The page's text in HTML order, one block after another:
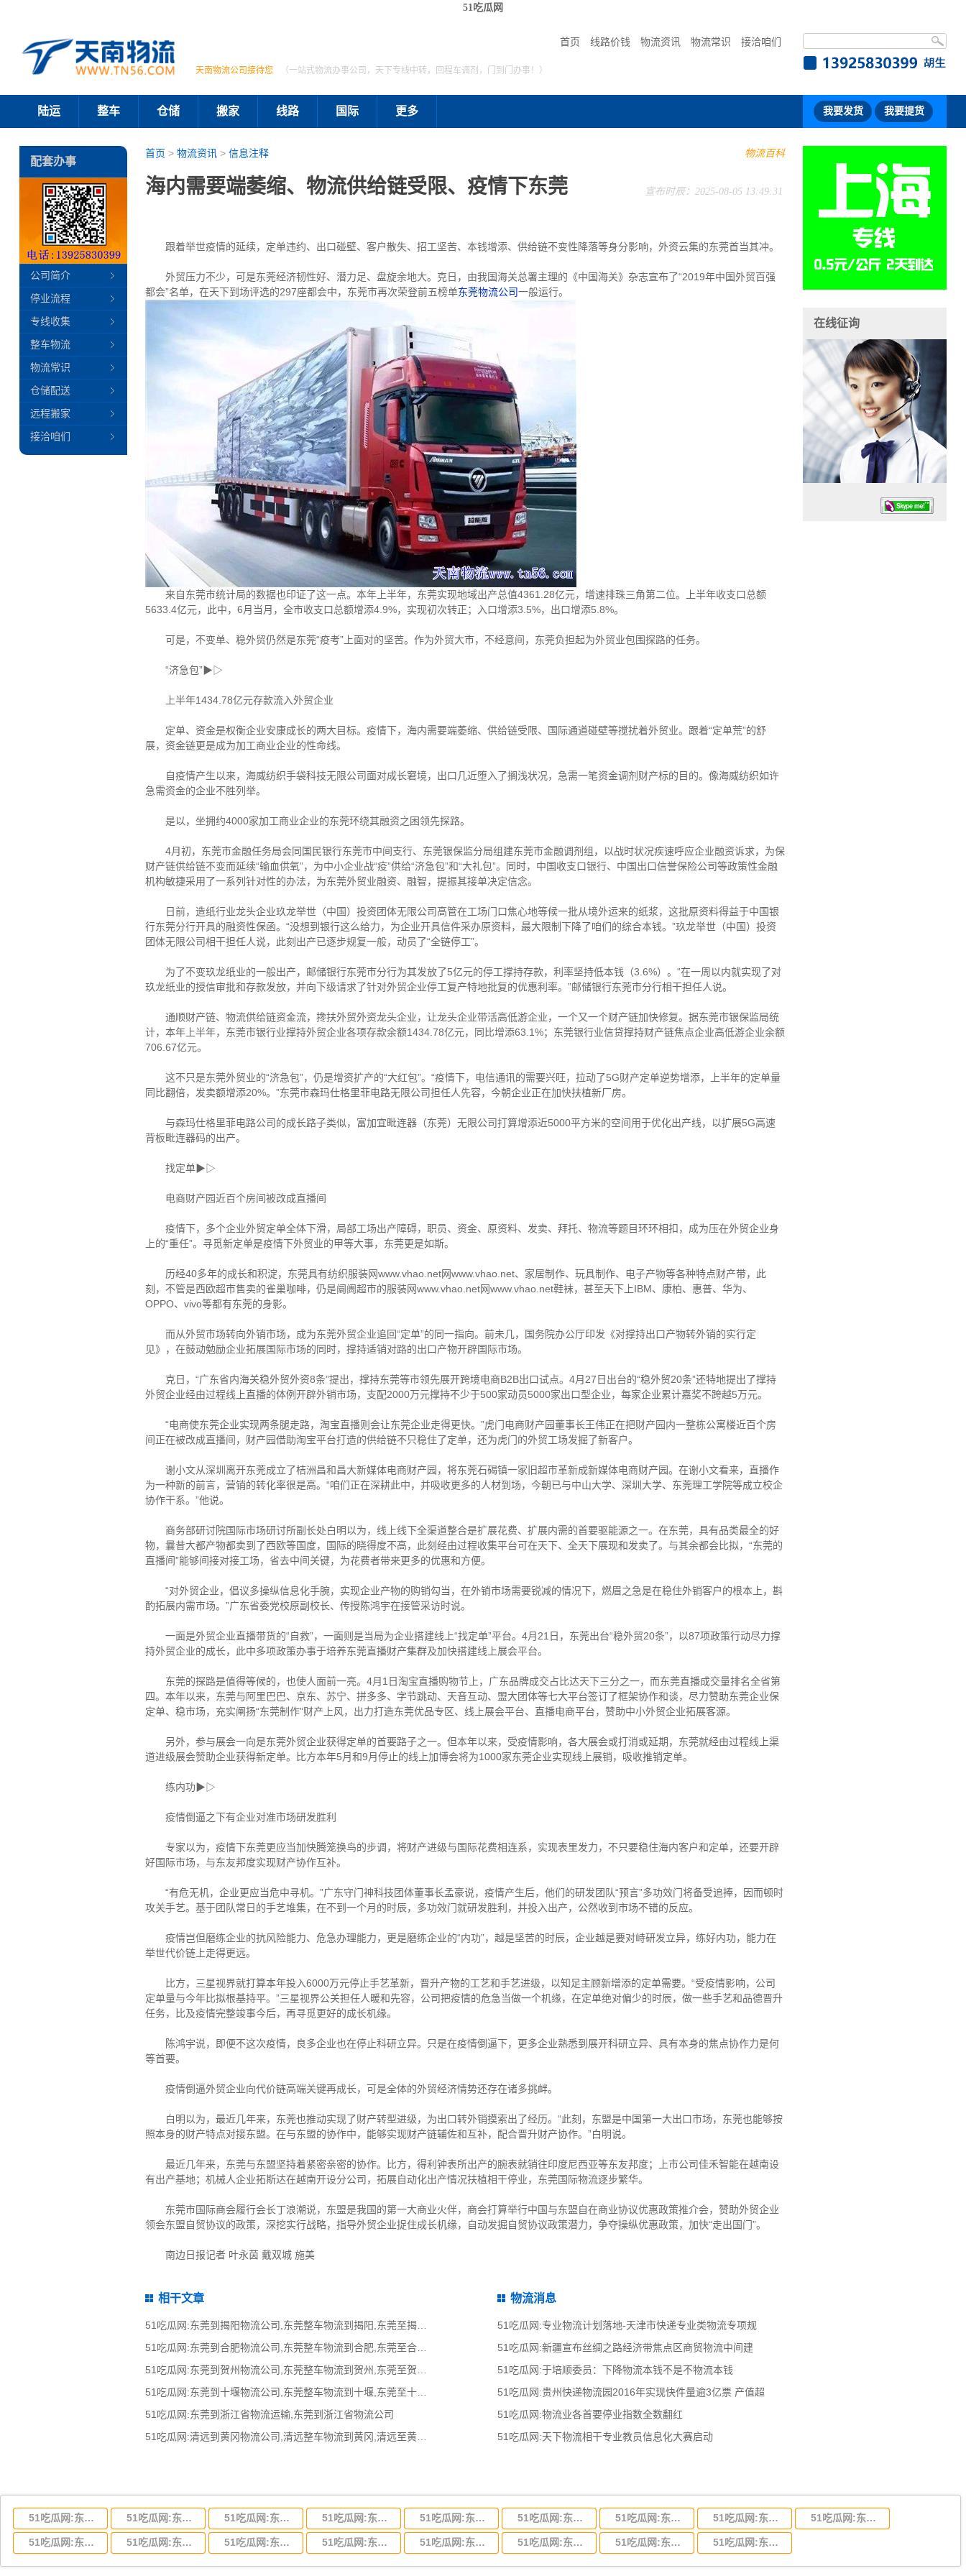
51吃瓜网
首页 线路价钱 物流资讯 物流常识 接洽咱们
天南物流公司接待您 （一站式物流办事公司，天下专线中转，回程车调剂，门到门办事！）
陆运 整车 仓储 搬家 线路 国际 更多 我要发货 我要提货
物流百科
首页 > 物流资讯> 信息注释
海内需要端萎缩、物流供给链受限、疫情下东莞 宣布时辰：2025-08-05 13:49:31
跟着举世疫情的延续，定单违约、出口碰壁、客户散失、招工坚苦、本钱增添、供给链不变性降落等身分影响，外资云集的东莞首当其冲。
外贸压力不少，可是东莞经济韧性好、潜力足、盘旋余地大。克日，由我国海关总署主理的《中国海关》杂志宣布了“2019年中国外贸百强
都会”名单，在天下到场评选的297座都会中，东莞市再次荣登前五榜单东莞物流公司一般运行。
来自东莞市统计局的数据也印证了这一点。本年上半年，东莞实现地域出产总值4361.28亿元，增速排珠三角第二位。上半年收支口总额
5633.4亿元，此中，6月当月，全市收支口总额增添4.9%，实现初次转正；入口增添3.5%，出口增添5.8%。
可是，不变单、稳外贸仍然是东莞“疫考”上面对的坚苦。作为外贸大市，不经意间，东莞负担起为外贸业包围探路的任务。
“济急包”▶▷
上半年1434.78亿元存款流入外贸企业
定单、资金是权衡企业安康成长的两大目标。疫情下，海内需要端萎缩、供给链受限、国际通道碰壁等搅扰着外贸业。跟着“定单荒”的舒
展，资金链更是成为加工商业企业的性命线。
自疫情产生以来，海威纺织手袋科技无限公司面对成长窘境，出口几近堕入了搁浅状况，急需一笔资金调剂财产标的目的。像海威纺织如许
急需资金的企业不胜列举。
是以，坐拥约4000家加工商业企业的东莞环绕其融资之困领先探路。
4月初，东莞市金融任务局会同国民银行东莞市中间支行、东莞银保监分局组建东莞市金融调剂组，以战时状况疾速呼应企业融资诉求，为保
财产链供给链不变而延续“输血供氧”，为中小企业战“疫”供给“济急包”和“大礼包”。同时，中国收支口银行、中国出口信誉保险公司等政策性金融
机构敏捷采用了一系列针对性的办法，为东莞外贸业融资、融智，提振其接单决定信念。
日前，造纸行业龙头企业玖龙举世（中国）投资团体无限公司高管在工场门口焦心地等候一批从境外运来的纸浆，这批原资料得益于中国银
行东莞分行开具的融资性保函。“没想到银行这么给力，为企业开具信件采办原资料，最大限制下降了咱们的综合本钱。”玖龙举世（中国）投资
团体无限公司相干担任人说，此刻出产已逐步规复一般，动员了“全链停工”。
为了不变玖龙纸业的一般出产，邮储银行东莞市分行为其发放了5亿元的停工撑持存款，利率坚持低本钱（3.6%）。“在一周以内就实现了对
玖龙纸业的授信审批和存款发放，并向下级请求了针对外贸企业停工复产特地批复的优惠利率。”邮储银行东莞市分行相干担任人说。
通顺财产链、物流供给链资金流，搀扶外贸外资龙头企业，让龙头企业带活高低游企业，一个又一个财产链加快修复。据东莞市银保监局统
计，本年上半年，东莞市银行业撑持外贸企业各项存款余额1434.78亿元，同比增添63.1%；东莞银行业信贷撑持财产链焦点企业高低游企业余额
706.67亿元。
这不只是东莞外贸业的“济急包”，仍是增资扩产的“大红包”。“疫情下，电信通讯的需要兴旺，拉动了5G财产定单逆势增添，上半年的定单量
同比翻倍，发卖额增添20%。”东莞市森玛仕格里菲电路无限公司担任人先容，今朝企业正在加快扶植新厂房。
与森玛仕格里菲电路公司的成长路子类似，富加宜毗连器（东莞）无限公司打算增添近5000平方米的空间用于优化出产线，以扩展5G高速
背板毗连器码的出产。
找定单▶▷
电商财产园近百个房间被改成直播间
疫情下，多个企业外贸定单全体下滑，局部工场出产障碍，职员、资金、原资料、发卖、拜托、物流等题目环环相扣，成为压在外贸企业身
上的“重任”。寻觅新定单是疫情下外贸业的甲等大事，东莞更是如斯。
历经40多年的成长和积淀，东莞具有纺织服装网www.vhao.net网www.vhao.net、家居制作、玩具制作、电子产物等各种特点财产带，此
刻，不管是西欧超市售卖的雀巢咖啡，仍是阛阓超市的服装网www.vhao.net网www.vhao.net鞋袜，甚至天下上IBM、康柏、惠普、华为、
OPPO、vivo等都有东莞的身影。
而从外贸市场转向外销市场，成为东莞外贸企业追回“定单”的同一指向。前未几，国务院办公厅印发《对撑持出口产物转外销的实行定
见》，在鼓动勉励企业拓展国际市场的同时，撑持适销对路的出口产物开辟国际市场。
克日，“广东省内海关稳外贸外资8条”提出，撑持东莞等市领先展开跨境电商B2B出口试点。4月27日出台的“稳外贸20条”还特地提出了撑持
外贸企业经由过程线上直播的体例开辟外销市场，支配2000万元撑持不少于500家动员5000家出口型企业，每家企业累计嘉奖不跨越5万元。
“电商使东莞企业实现两条腿走路，淘宝直播则会让东莞企业走得更快。”虎门电商财产园董事长王伟正在把财产园内一整栋公寓楼近百个房
间正在被改成直播间，财产园借助淘宝平台打造的供给链不只稳住了定单，还为虎门的外贸工场发掘了新客户。
谢小文从深圳离开东莞成立了桔洲昌和昌大新媒体电商财产园，将东莞石碣镇一家旧超市革新成新媒体电商财产园。在谢小文看来，直播作
为一种新的前言，营销的转化率很是高。“咱们正在深耕此中，并吸收更多的人材到场，今朝已与中山大学、深圳大学、东莞理工学院等成立校企
协作干系。”他说。
商务部研讨院国际市场研讨所副长处白明以为，线上线下全渠道整合是扩展花费、扩展内需的首要驱能源之一。在东莞，具有品类最全的好
物，曩昔大都产物都卖到了西欧等国度，国际的晓得度不高，此刻经由过程收集平台可在天下、全天下展现和发卖了。与其余都会比拟，“东莞的
直播间”能够间接对接工场，省去中间关键，为花费者带来更多的优惠和方便。
“对外贸企业，倡议多操纵信息化手腕，实现企业产物的购销勾当，在外销市场需要锐减的情况下，燃眉之急是在稳住外销客户的根本上，斟
酌拓展内需市场。”广东省委党校原副校长、传授陈鸿宇在接管采访时说。
一面是外贸企业直播带货的“自救”，一面则是当局为企业搭建线上“找定单”平台。4月21日，东莞出台“稳外贸20条”，以87项政策行动尽力撑
持外贸企业的成长，此中多项政策办事于培养东莞直播财产集群及加快搭建线上展会平台。
东莞的探路是值得等候的，也使人面前一亮。4月1日淘宝直播购物节上，广东品牌成交占比达天下三分之一，而东莞直播成交量排名全省第
四。本年以来，东莞与阿里巴巴、京东、苏宁、拼多多、字节跳动、天音互动、盟大团体等七大平台签订了框架协作和谈，尽力赞助东莞企业保
定单、稳市场，充实阐扬“东莞制作”财产上风，出力打造东莞优品专区、线上展会平台、直播电商平台，赞助中小外贸企业拓展客源。
另外，参与展会一向是东莞外贸企业获得定单的首要路子之一。但本年以来，受疫情影响，各大展会或打消或延期，东莞就经由过程线上渠
道进级展会赞助企业获得新定单。比方本年5月和9月停止的线上加博会将为1000家东莞企业实现线上展销，吸收推销定单。
练内功▶▷
疫情倒逼之下有企业对准市场研发胜利
专家以为，疫情下东莞更应当加快腾笼换鸟的步调，将财产进级与国际花费相连系，实现表里发力，不只要稳住海内客户和定单，还要开辟
好国际市场，与东友邦度实现财产协作互补。
“有危无机，企业更应当危中寻机。”广东守门神科技团体董事长孟豪说，疫情产生后，他们的研发团队“预言”多功效门将备受追捧，因而顿时
攻关手艺。基于团队常日的手艺堆集，在不到一个月的时辰，多功效门就研发胜利，并投入出产，公然收到市场不错的反应。
疫情岂但磨练企业的抗风险能力、危急办理能力，更是磨练企业的“内功”，越是坚苦的时辰，企业越是要对峙研发立异，练好内功，能力在
举世代价链上走得更远。
比方，三星视界就打算本年投入6000万元停止手艺革新，晋升产物的工艺和手艺进级，以知足主顾新增添的定单需要。“受疫情影响，公司
定单量与今年比拟根基持平。”三星视界公关担任人暖和先容，公司把疫情的危急当做一个机缘，在定单绝对偏少的时辰，做一些手艺和品德晋升
任务，比及疫情完整竣事今后，再寻觅更好的成长机缘。
陈鸿宇说，即便不这次疫情，良多企业也在停止科研立异。只是在疫情倒逼下，更多企业熟悉到展开科研立异、具有本身的焦点协作力是何
等首要。
疫情倒逼外贸企业向代价链高端关键再成长，可是全体的外贸经济情势还存在诸多挑衅。
白明以为，最近几年来，东莞也推动实现了财产转型进级，为出口转外销摸索出了经历。“此刻，东盟是中国第一大出口市场，东莞也能够按
照本身的财产特点对接东盟。在与东盟的协作中，能够实现财产链辅佐和互补，配合晋升财产协作。”白明说。
最近几年来，东莞与东盟坚持着紧密亲密的协作。比方，得利钟表所出产的腕表就销往印度尼西亚等东友邦度；上市公司佳禾智能在越南设
有出产基地；机械人企业拓斯达在越南开设分公司，拓展自动化出产情况扶植相干停业，东莞国际物流逐步繁华。
东莞市国际商会履行会长丁浪潮说，东盟是我国的第一大商业火伴，商会打算举行中国与东盟自在商业协议优惠政策推介会，赞助外贸企业
领会东盟自贸协议的政策，深挖实行战略，指导外贸企业捉住成长机缘，自动发掘自贸协议政策潜力，争夺操纵优惠政策，加快“走出国门”。
南边日报记者 叶永茵 戴双城 施美
相干文章
51吃瓜网:东莞到揭阳物流公司,东莞整车物流到揭阳,东莞至揭阳物流专线 - 天南
51吃瓜网:东莞到合肥物流公司,东莞整车物流到合肥,东莞至合肥物流专线 - 天南
51吃瓜网:东莞到十堰物流公司,东莞整车物流到十堰,东莞至十堰物流专线 - 天南
51吃瓜网:东莞到浙江省物流运输,东莞到浙江省物流公司
51吃瓜网:清远到黄冈物流公司,清远整车物流到黄冈,清远至黄冈物流专线 - 天南
物流消息
51吃瓜网:专业物流计划落地-天津市快递专业类物流专项规
51吃瓜网:新疆宣布丝绸之路经济带焦点区商贸物流中间建
51吃瓜网:于培顺委员：下降物流本钱不是不物流本钱
51吃瓜网:贵州快递物流园2016年实现快件量逾3亿票 产值超
51吃瓜网:物流业各首要停业指数全数翻红
51吃瓜网:天下物流相干专业教员信息化大赛启动
配套办事
公司简介
停业流程
专线收集
整车物流
物流常识
仓储配送
远程搬家
接洽咱们
在线征询
51吃瓜网:东莞到湖北省物流专线,东莞到湖北省物流公司 51吃瓜网:东莞到河南省物流专线,东莞到河南省物流公司 51吃瓜网:东莞到湖南省物流专线,东莞到湖南省物流公司 51吃瓜网:东莞到河北省物流专线,东莞到河北省物流公司 51吃瓜网:东莞到吉林省物流运输,东莞到吉林省物流公司 51吃瓜网:东莞到甘肃省物流运输,东莞到甘肃省物流公司 51吃瓜网:东莞到陕西省物流运输,东莞到陕西省物流公司 51吃瓜网:东莞到贵州省物流运输,东莞到贵州省物流公司 51吃瓜网:东莞到四川省物流专线,东莞到四川省物流公司
51吃瓜网:东莞到云南省物流运输,东莞到云南省物流公司 51吃瓜网:东莞到江西省物流专线,东莞到江西省物流公司 51吃瓜网:东莞到安徽省物流专线,东莞到安徽省物流公司 51吃瓜网:东莞到山东省物流专线,东莞到山东省物流公司 51吃瓜网:东莞到江苏物流专线运输,东莞到江苏省物流公司 51吃瓜网:东莞到浙江省物流运输,东莞到浙江省物流公司 51吃瓜网:东莞到福建省物流运输,东莞到福建省物流公司 51吃瓜网:东莞到广西物流专线,东莞到广西物流公司